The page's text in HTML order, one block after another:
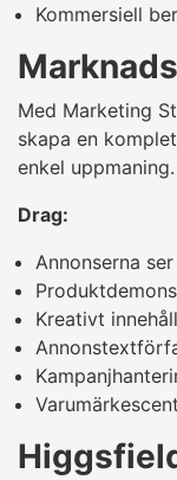
Kommersiell
Med Marketing
skapa en
enkel uppmaning.
Drag:
Annonserna
Kreativt